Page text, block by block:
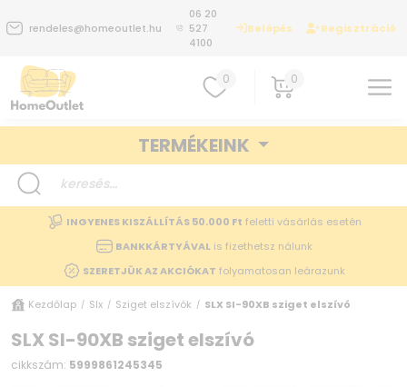
rendeles@homeoutlet.hu
06 20
527
4100
Belépés Regisztráció
0 0
TERMÉKEINK
INGYENES KISZÁLLÍTÁS 50.000 Ft feletti vásárlás esetén
BANKKÁRTYÁVALis fizethetsz nálunk
SZERETJÜK AZ AKCIÓKAT folyamatosan leárazunk
Kezdőlap / Slx / Sziget elszívók / SLX SI-90XB sziget elszívó
SLX SI-90XB sziget elszívó
cikkszám: 5999861245345